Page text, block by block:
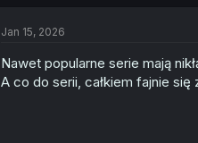
Jan 15, 2026
Nawet popularne serie mają
A co do serii, całkiem fajnie